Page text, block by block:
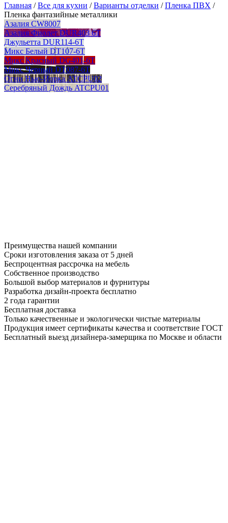
Главная /Все для кухни /Варианты отделки /Пленка ПВХ /
Пленка фантазийные металлики
Азалия CW8007
Азалия Фиолет DUR403 6T
Джульетта DUR114-6T
Микс Белый DT107-6T
Микс Красный DG401-6T
Микс Черный DT087-6T
Огни Нью-Йорка ATCPU02
Серебряный Дождь ATCPU01
Преимущества нашей компании
Сроки изготовления заказа от 5 дней
Беспроцентная рассрочка на мебель
Собственное производство
Большой выбор материалов и фурнитуры
Разработка дизайн-проекта бесплатно
2 года гарантии
Бесплатная доставка
Только качественные и экологически чистые материалы
Продукция имеет сертификаты качества и соответствие ГОСТ
Бесплатный выезд дизайнера-замерщика по Москве и области